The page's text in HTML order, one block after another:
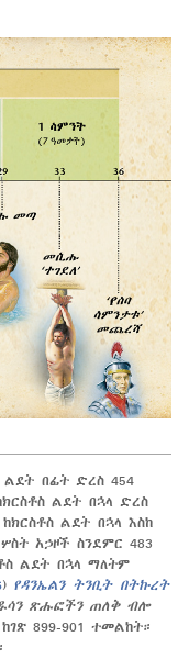
ልደት በፊት ድረስ 454
ልደት በኋላ ድረስ
ልደት በኋላ እስከ
አኃዞች ስንደምር 483
ልደት በኋላ ማለትም
) የዳንኤልን ትንቢት በትኩረት
ጽሑፎችን ጠለቅ ብሎ
899-901 ተመልከት።